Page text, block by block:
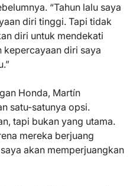
“Tahun lalu saya
diri tinggi. Tapi tidak
diri untuk mendekati
kepercayaan diri saya
Honda, Martín
satu-satunya opsi.
tapi bukan yang utama.
mereka berjuang
akan memperjuangkan